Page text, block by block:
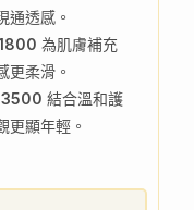
通透感。
為肌膚補充
更柔滑。
結合溫和護
更顯年輕。